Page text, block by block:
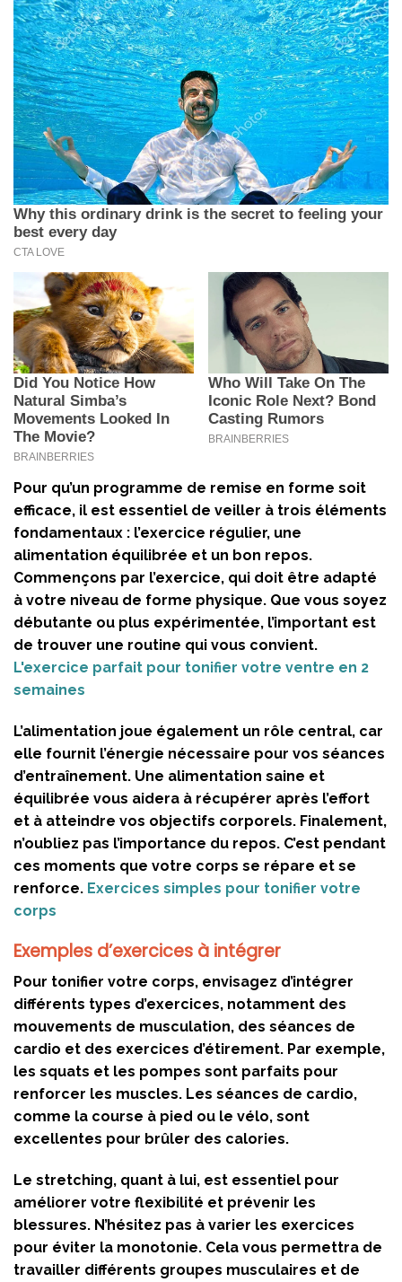
Pour qu’un programme de remise en forme soit
efficace, il est essentiel de veiller à trois éléments
fondamentaux : l’exercice régulier, une
alimentation équilibrée et un bon repos.
Commençons par l’exercice, qui doit être adapté
à votre niveau de forme physique. Que vous soyez
débutante ou plus expérimentée, l’important est
de trouver une routine qui vous convient.
L'exercice parfait pour tonifier votre ventre en 2
semaines
L’alimentation joue également un rôle central, car
elle fournit l’énergie nécessaire pour vos séances
d’entraînement. Une alimentation saine et
équilibrée vous aidera à récupérer après l’effort
et à atteindre vos objectifs corporels. Finalement,
n’oubliez pas l’importance du repos. C’est pendant
ces moments que votre corps se répare et se
renforce. Exercices simples pour tonifier votre
corps
Exemples d’exercices à intégrer
Pour tonifier votre corps, envisagez d’intégrer
différents types d’exercices, notamment des
mouvements de musculation, des séances de
cardio et des exercices d’étirement. Par exemple,
les squats et les pompes sont parfaits pour
renforcer les muscles. Les séances de cardio,
comme la course à pied ou le vélo, sont
excellentes pour brûler des calories.
Le stretching, quant à lui, est essentiel pour
améliorer votre flexibilité et prévenir les
blessures. N’hésitez pas à varier les exercices
pour éviter la monotonie. Cela vous permettra de
travailler différents groupes musculaires et de